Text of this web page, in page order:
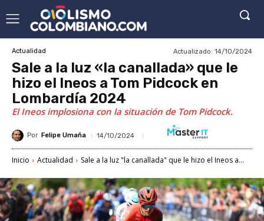
Actualidad Actualizado: 14/10/2024
Sale a la luz «la canallada» que le
hizo el Ineos a Tom Pidcock en
Lombardía 2024
El Ineos implosiona con la situación de Tom Pidcock.
Por Felipe Umaña 14/10/2024
Inicio Actualidad Sale a la luz "la canallada" que le hizo el Ineos a...